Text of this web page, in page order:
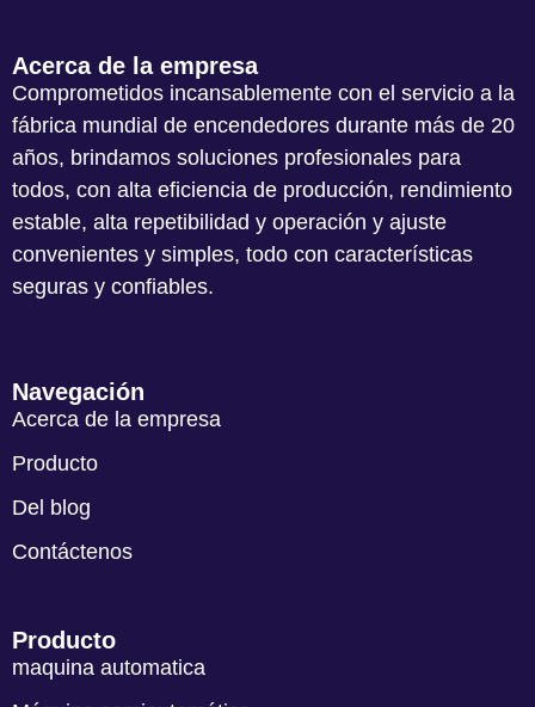
Acerca de la empresa
Comprometidos incansablemente con el servicio a la
fábrica mundial de encendedores durante más de 20
años, brindamos soluciones profesionales para
todos, con alta eficiencia de producción, rendimiento
estable, alta repetibilidad y operación y ajuste
convenientes y simples, todo con características
seguras y confiables.
Navegación
Acerca de la empresa
Producto
Del blog
Contáctenos
Producto
maquina automatica